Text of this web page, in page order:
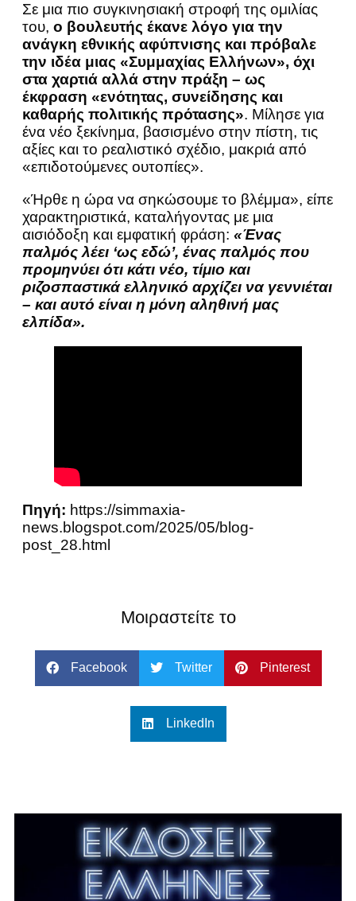
Σε μια πιο συγκινησιακή στροφή της ομιλίας
του, ο βουλευτής έκανε λόγο για την
ανάγκη εθνικής αφύπνισης και πρόβαλε
την ιδέα μιας «Συμμαχίας Ελλήνων», όχι
στα χαρτιά αλλά στην πράξη – ως
έκφραση «ενότητας, συνείδησης και
καθαρής πολιτικής πρότασης». Μίλησε για
ένα νέο ξεκίνημα, βασισμένο στην πίστη, τις
αξίες και το ρεαλιστικό σχέδιο, μακριά από
«επιδοτούμενες ουτοπίες».
«Ήρθε η ώρα να σηκώσουμε το βλέμμα», είπε
χαρακτηριστικά, καταλήγοντας με μια
αισιόδοξη και εμφατική φράση: «Ένας
παλμός λέει ‘ως εδώ’, ένας παλμός που
προμηνύει ότι κάτι νέο, τίμιο και
ριζοσπαστικά ελληνικό αρχίζει να γεννιέται
– και αυτό είναι η μόνη αληθινή μας
ελπίδα».
Πηγή: https://simmaxia-
news.blogspot.com/2025/05/blog-
post_28.html
Μοιραστείτε το
Facebook Twitter Pinterest
LinkedIn